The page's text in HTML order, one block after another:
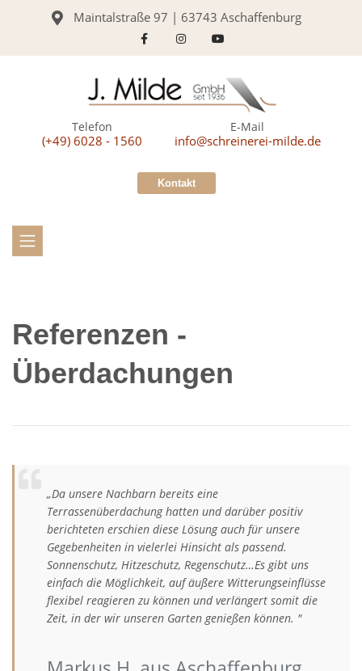
Maintalstraße 97 | 63743 Aschaffenburg
Telefon
(+49) 6028 - 1560
E-Mail
info@schreinerei-milde.de
Kontakt
Referenzen -
Überdachungen
„Da unsere Nachbarn bereits eine
Terrassenüberdachung hatten und darüber positiv
berichteten erschien diese Lösung auch für unsere
Gegebenheiten in vielerlei Hinsicht als passend.
Sonnenschutz, Hitzeschutz, Regenschutz…Es gibt uns
einfach die Möglichkeit, auf äußere Witterungseinflüsse
flexibel reagieren zu können und verlängert somit die
Zeit, in der wir unseren Garten genießen können. "